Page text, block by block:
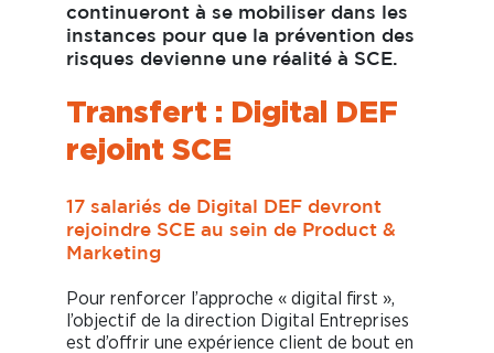
continueront à se mobiliser dans les
instances pour que la prévention des
risques devienne une réalité à SCE.
Transfert : Digital DEF
rejoint SCE
17 salariés de Digital DEF devront
rejoindre SCE au sein de Product &
Marketing
Pour renforcer l’approche « digital first »,
l’objectif de la direction Digital Entreprises
est d’offrir une expérience client de bout en